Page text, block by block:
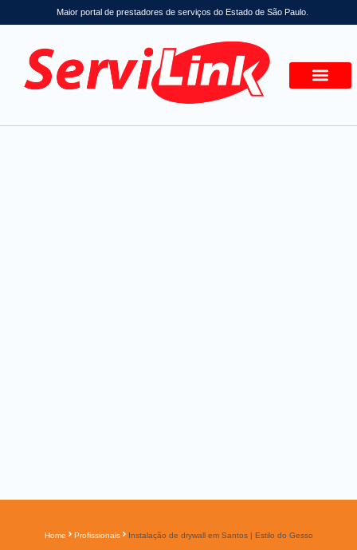
Maior portal de prestadores de serviços do Estado de São Paulo.
Home Profissionais Instalação de drywall em Santos | Estilo do Gesso